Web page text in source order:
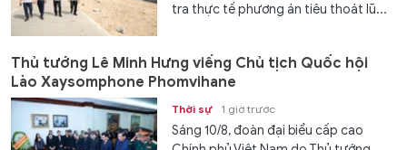
tra thực tế phương án tiêu thoát lũ...
Thủ tướng Lê Minh Hưng viếng Chủ tịch Quốc hội
Lào Xaysomphone Phomvihane
Thời sự 1 giờ trước
Sáng 10/8, đoàn đại biểu cấp cao